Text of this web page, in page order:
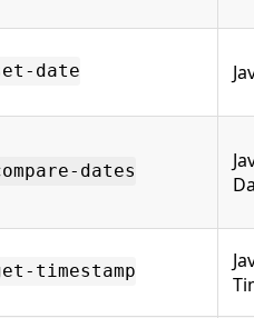
date
dates
timestamp